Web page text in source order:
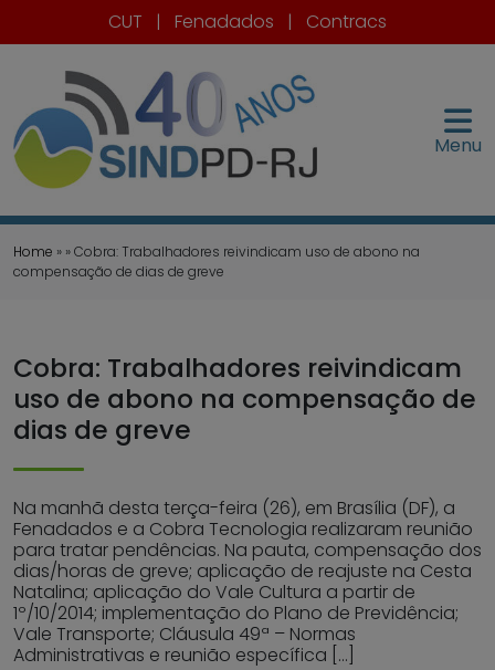
CUT | Fenadados | Contracs
Menu
Home » » Cobra: Trabalhadores reivindicam uso de abono na
compensação de dias de greve
Cobra: Trabalhadores reivindicam
uso de abono na compensação de
dias de greve
Na manhã desta terça-feira (26), em Brasília (DF), a
Fenadados e a Cobra Tecnologia realizaram reunião
para tratar pendências. Na pauta, compensação dos
dias/horas de greve; aplicação de reajuste na Cesta
Natalina; aplicação do Vale Cultura a partir de
1º/10/2014; implementação do Plano de Previdência;
Vale Transporte; Cláusula 49ª – Normas
Administrativas e reunião específica […]